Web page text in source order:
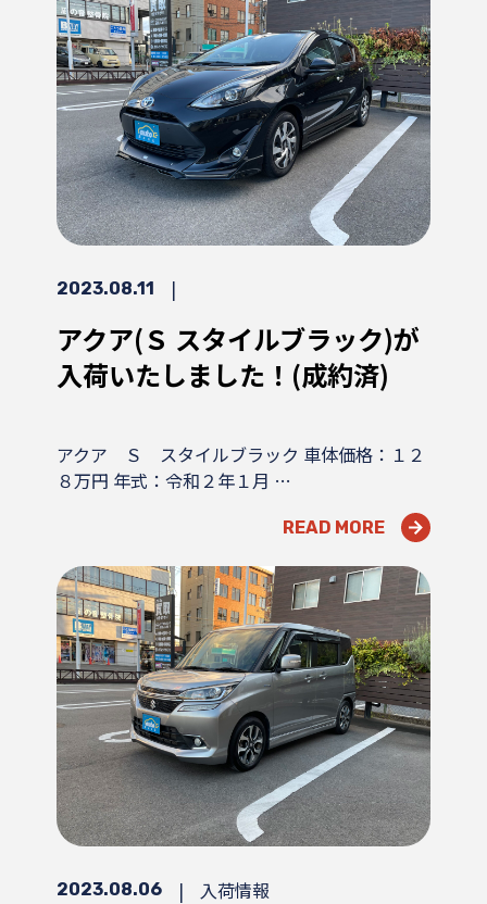
2023.08.11 |
アクア(Ｓ スタイルブラック)が
入荷いたしました！(成約済)
アクア Ｓ スタイルブラック 車体価格：１２
８万円 年式：令和２年１月 …
READ MORE
2023.08.06 | 入荷情報